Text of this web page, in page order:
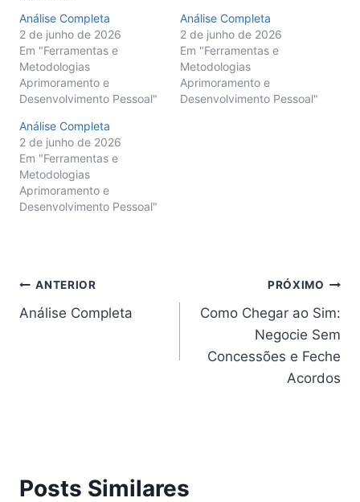
Análise Completa
2 de junho de 2026
Em "Ferramentas e
Metodologias
Aprimoramento e
Desenvolvimento Pessoal"
Análise Completa
2 de junho de 2026
Em "Ferramentas e
Metodologias
Aprimoramento e
Desenvolvimento Pessoal"
Análise Completa
2 de junho de 2026
Em "Ferramentas e
Metodologias
Aprimoramento e
Desenvolvimento Pessoal"
Navegação
de
ANTERIOR
Análise Completa
PRÓXIMO
Como Chegar ao Sim:
Negocie Sem
Concessões e Feche
Acordos
Posts Similares